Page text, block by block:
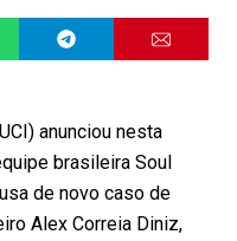
anunciou nesta
brasileira Soul
de novo caso de
Alex Correia Diniz,